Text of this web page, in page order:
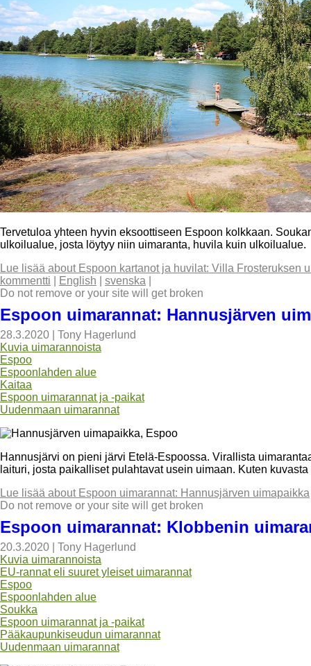
Tervetuloa yhteen hyvin eksoottiseen Espoon kolkkaan.
ulkoilualue, josta löytyy niin uimaranta, huvila kuin ulkoilualue.
Lue lisää about Espoon kartanot ja huvilat: Villa Frosteruksen
kommentti
English svenska
Do not remove or your site will get broken
Espoon uimarannat: Hannusjärven
28.3.2020
Tony Hagerlund
Kuvia uimarannoista
Espoo
Espoonlahden alue
Kaitaa
Espoon uimarannat ja -paikat
Uudenmaan uimarannat
Hannusjärvi on pieni järvi Etelä-Espoossa. Virallista
laituri, josta paikalliset pulahtavat usein uimaan. Kuten kuvasta
Lue lisää about Espoon uimarannat: Hannusjärven uimapaikka
Do not remove or your site will get broken
Espoon uimarannat: Klobbenin
20.3.2020
Tony Hagerlund
Kuvia uimarannoista
EU-rannat eli suuret yleiset uimarannat
Espoo
Espoonlahden alue
Soukka
Espoon uimarannat ja -paikat
Pääkaupunkiseudun uimarannat
Uudenmaan uimarannat